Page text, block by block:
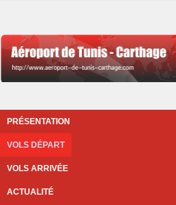
PRÉSENTATION
VOLS DÉPART
VOLS ARRIVÉE
ACTUALITÉ